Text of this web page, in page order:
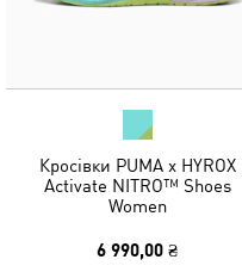
Кросівки PUMA x HYROX
Activate NITRO™ Shoes
Women
6 990,00 ₴